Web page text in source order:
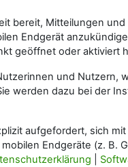
bereit, Mitteilungen
Endgerät
geöffnet oder aktiviert
und Nutzern,
werden dazu bei der
aufgefordert, sich
Endgeräte (z. B.